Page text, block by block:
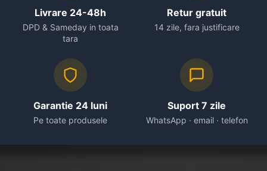
Livrare 24-48h
DPD & Sameday in toata
tara
Retur gratuit
14 zile, fara justificare
Garantie 24 luni
Pe toate produsele
Suport 7 zile
WhatsApp · email · telefon